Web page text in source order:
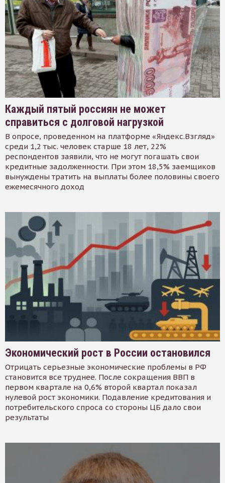
Каждый пятый россиян не может
справиться с долговой нагрузкой
В опросе, проведенном на платформе «Яндекс.Взгляд»
среди 1,2 тыс. человек старше 18 лет, 22%
респондентов заявили, что не могут погашать свои
кредитные задолженности. При этом 18,5% заемщиков
вынуждены тратить на выплаты более половины своего
ежемесячного доход
Экономический рост в России остановился
Отрицать серьезные экономические проблемы в РФ
становится все труднее. После сокращения ВВП в
первом квартале на 0,6% второй квартал показал
нулевой рост экономики. Подавление кредитования и
потребительского спроса со стороны ЦБ дало свои
результаты